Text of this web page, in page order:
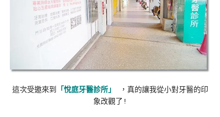
這次受邀來到 「悅庭牙醫診所」
，真的讓我從小對牙醫的印
象改觀了!